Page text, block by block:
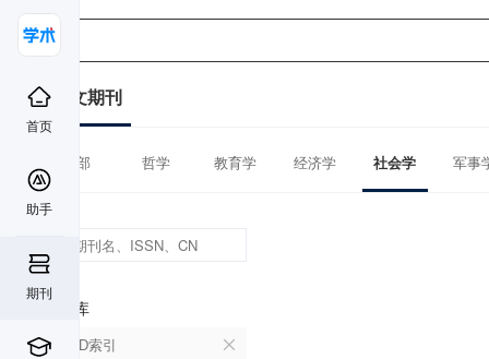
首页
助手
期刊
中文期刊
全部 哲学 教育学 经济学 社会学 军事
数据库
CSCD索引